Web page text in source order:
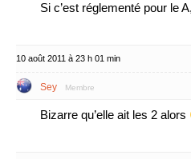
Si c’est réglementé pour le
10 août 2011 à 23 h 01 min
Sey Membre
Bizarre qu’elle ait les 2 alors